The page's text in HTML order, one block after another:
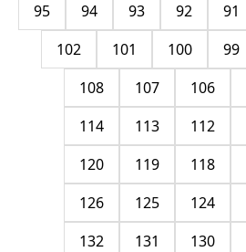
91
92
93
94
95
99
100
101
102
106
107
108
112
113
114
118
119
120
124
125
126
130
131
132